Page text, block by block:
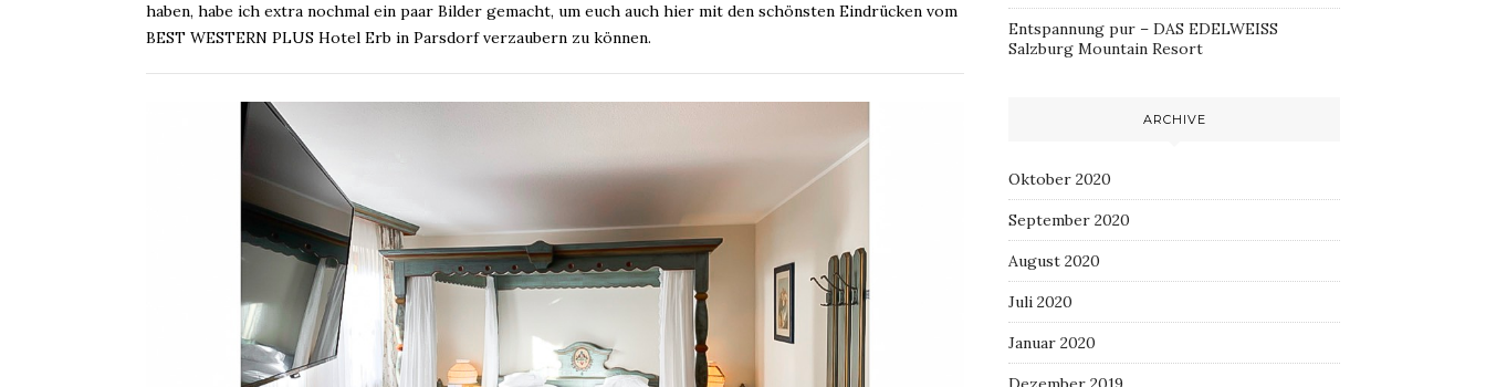
haben, habe ich extra nochmal ein paar Bilder gemacht, um euch auch hier mit den schönsten Eindrücken vom
BEST WESTERN PLUS Hotel Erb in Parsdorf verzaubern zu können.
Entspannung pur – DAS EDELWEISS
Salzburg Mountain Resort
ARCHIVE
Oktober 2020
September 2020
August 2020
Juli 2020
Januar 2020